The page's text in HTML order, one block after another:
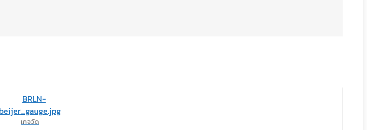
เกจวัด